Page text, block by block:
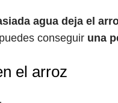
agua deja el
conseguir una
el arroz